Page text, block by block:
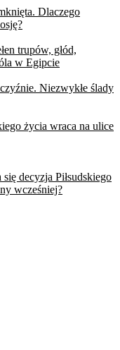
Dlaczego
trupów, głód,
w Egipcie
Niezwykłe ślady
życia wraca na ulice
decyzja Piłsudskiego
wcześniej?